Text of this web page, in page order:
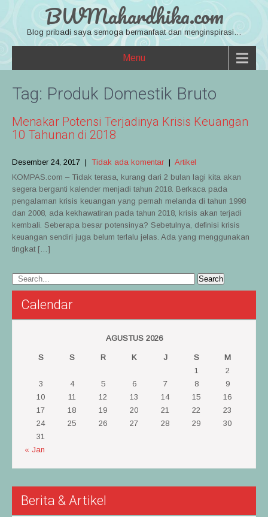
BWMahardhika.com
Blog pribadi saya semoga bermanfaat dan menginspirasi…
Menu
Tag: Produk Domestik Bruto
Menakar Potensi Terjadinya Krisis Keuangan
10 Tahunan di 2018
Desember 24, 2017 | Tidak ada komentar | Artikel
KOMPAS.com – Tidak terasa, kurang dari 2 bulan lagi kita akan
segera berganti kalender menjadi tahun 2018. Berkaca pada
pengalaman krisis keuangan yang pernah melanda di tahun 1998
dan 2008, ada kekhawatiran pada tahun 2018, krisis akan terjadi
kembali. Seberapa besar potensinya? Sebetulnya, definisi krisis
keuangan sendiri juga belum terlalu jelas. Ada yang menggunakan
tingkat […]
Calendar
AGUSTUS 2026
S S R K J S
M
1
2
3
4 5 6 7 8
9
10
11 12 13 14 15
16
17
18 19 20 21 22
23
24
25 26 27 28 29
30
31
« Jan
Berita & Artikel